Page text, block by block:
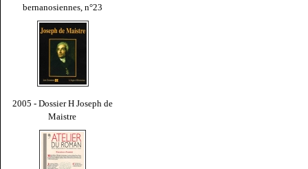
bernanosiennes, n°23
2005 - Dossier H Joseph de
Maistre